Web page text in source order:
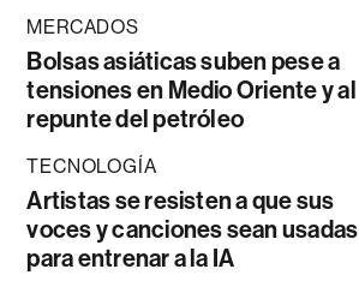
MERCADOS
Bolsas asiáticas suben pese a
tensiones en Medio Oriente y al
repunte del petróleo
TECNOLOGÍA
Artistas se resisten a que sus
voces y canciones sean usadas
para entrenar a la IA